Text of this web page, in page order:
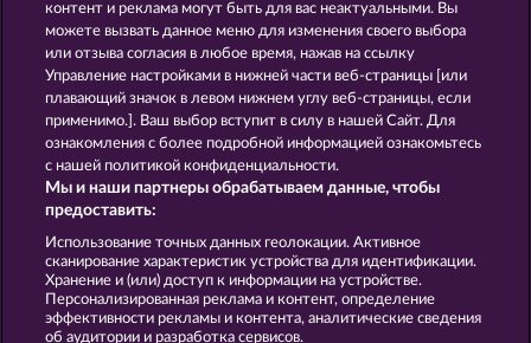
MYSTIC FORCE
Правила КОНФИДЕНЦИАЛЬНОСТЬ
О компании Компания
Отправить Запрос об Отказе
контент и реклама могут быть для вас неактуальными. Вы
можете вызвать данное меню для изменения своего выбора
или отзыва согласия в любое время, нажав на ссылку
Управление настройками в нижней части веб-страницы [или
плавающий значок в левом нижнем углу веб-страницы, если
применимо.]. Ваш выбор вступит в силу в нашей Сайт. Для
ознакомления с более подробной информацией ознакомьтесь
с нашей политикой конфиденциальности.
Мы и наши партнеры обрабатываем данные, чтобы
предоставить:
Использование точных данных геолокации. Активное
сканирование характеристик устройства для идентификации.
Хранение и (или) доступ к информации на устройстве.
Персонализированная реклама и контент, определение
эффективности рекламы и контента, аналитические сведения
об аудитории и разработка сервисов.